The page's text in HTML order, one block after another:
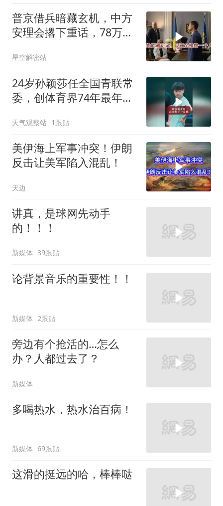
普京借兵暗藏玄机，中方
安理会撂下重话，78万件
星空解密站
24岁孙颖莎任全国青联常
委，创体育界74年最年轻
天气观察站 1跟贴
美伊海上军事冲突！伊朗
反击让美军陷入混乱！
天边
讲真，是球网先动手
的！！！
新媒体 39跟贴
论背景音乐的重要性！！
新媒体 2跟贴
旁边有个抢活的…怎么
办？人都过去了？
新媒体
多喝热水，热水治百病！
新媒体 69跟贴
这滑的挺远的哈，棒棒哒